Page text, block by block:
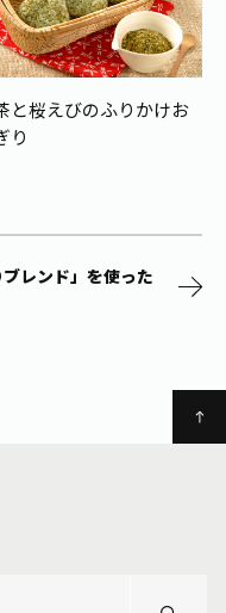
と桜えびのふりかけお
り
レンド」を使った